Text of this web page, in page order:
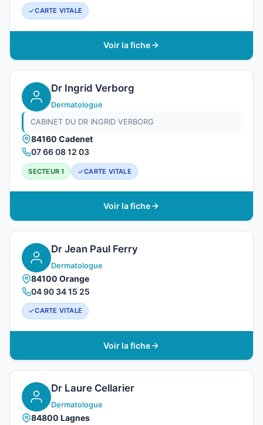
CARTE VITALE
Voir la fiche
Dr Ingrid Verborg
Dermatologue
CABINET DU DR INGRID VERBORG
84160 Cadenet
07 66 08 12 03
SECTEUR 1 CARTE VITALE
Voir la fiche
Dr Jean Paul Ferry
Dermatologue
84100 Orange
04 90 34 15 25
CARTE VITALE
Voir la fiche
Dr Laure Cellarier
Dermatologue
84800 Lagnes